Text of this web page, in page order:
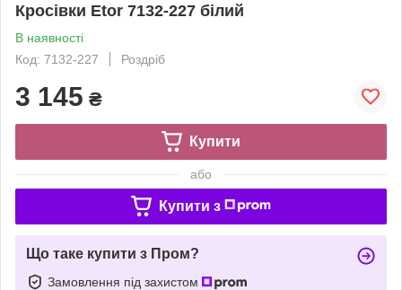
Кросівки Etor 7132-227 білий
В наявності
Код: 7132-227
Роздріб
3 145 ₴
Купити
або
Купити з
Що таке купити з Пром?
Замовлення під захистом